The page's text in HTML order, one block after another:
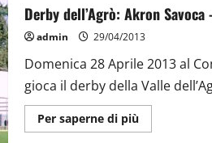
Derby dell’Agrò: Akron Savoca
admin 29/04/2013
Domenica 28 Aprile 2013 al
gioca il derby della Valle
Per saperne di piùMaggiori
informazioni